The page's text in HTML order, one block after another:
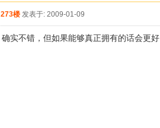
273楼 发表于: 2009-01-09
确实不错，但如果能够真正拥有的话会更好